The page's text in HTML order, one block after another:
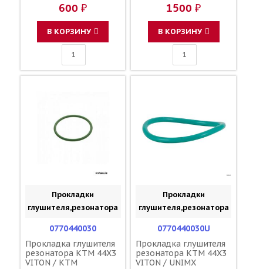
600 ₽
В КОРЗИНУ
1500 ₽
В КОРЗИНУ
Прокладки
глушителя,резонатора
0770440030
Прокладка глушителя
резонатора KTM 44X3
VITON / KTM
Прокладки
глушителя,резонатора
0770440030U
Прокладка глушителя
резонатора KTM 44X3
VITON / UNIMX